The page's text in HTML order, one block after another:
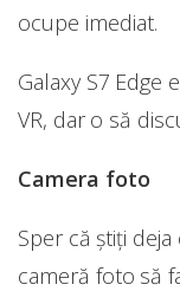
ocupe imediat.
Galaxy S7 Edge
VR, dar o să
Camera foto
Sper că știți
cameră foto să